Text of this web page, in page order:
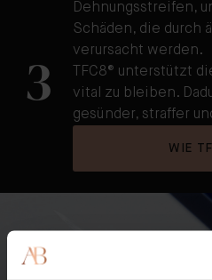
Dehnungsstreifen,
Schäden, die durch
verursacht werden.
3
TFC8® unterstützt
vital zu bleiben.
gesünder, straffer
WIE